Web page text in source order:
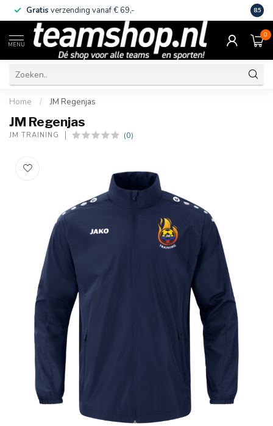
Gratis verzending vanaf € 69,- Eigen
8.5
MENU
0
Home / JM Regenjas
JM Regenjas
JM TRAINING (0)